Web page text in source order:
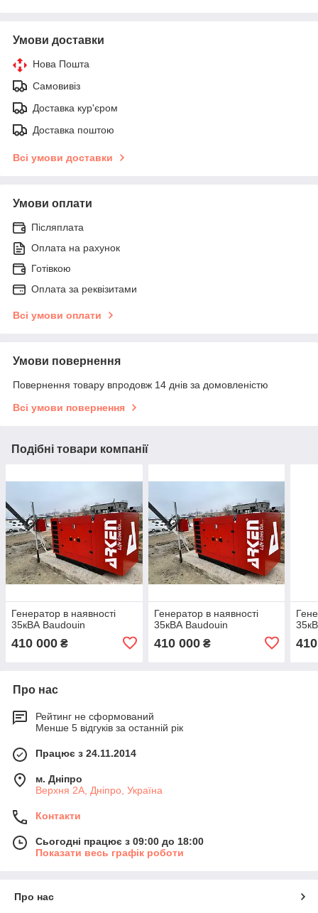
Умови доставки
Нова Пошта
Самовивіз
Доставка кур'єром
Доставка поштою
Всі умови доставки
Умови оплати
Післяплата
Оплата на рахунок
Готівкою
Оплата за реквізитами
Всі умови оплати
Умови повернення
Повернення товару впродовж 14 днів за домовленістю
Всі умови повернення
Подібні товари компанії
Генератор в наявності
35кВА Baudouin
410 000 ₴
Генератор в наявності
35кВА Baudouin
410 000₴
Про нас
Рейтинг не сформований
Менше 5 відгуків за останній рік
Працює з 24.11.2014
м. Дніпро
Верхня 2А, Дніпро, Україна
Контакти
Сьогодні працює з 09:00 до 18:00
Показати весь графік роботи
Про нас